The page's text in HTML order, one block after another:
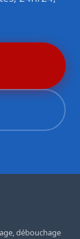
débouchage